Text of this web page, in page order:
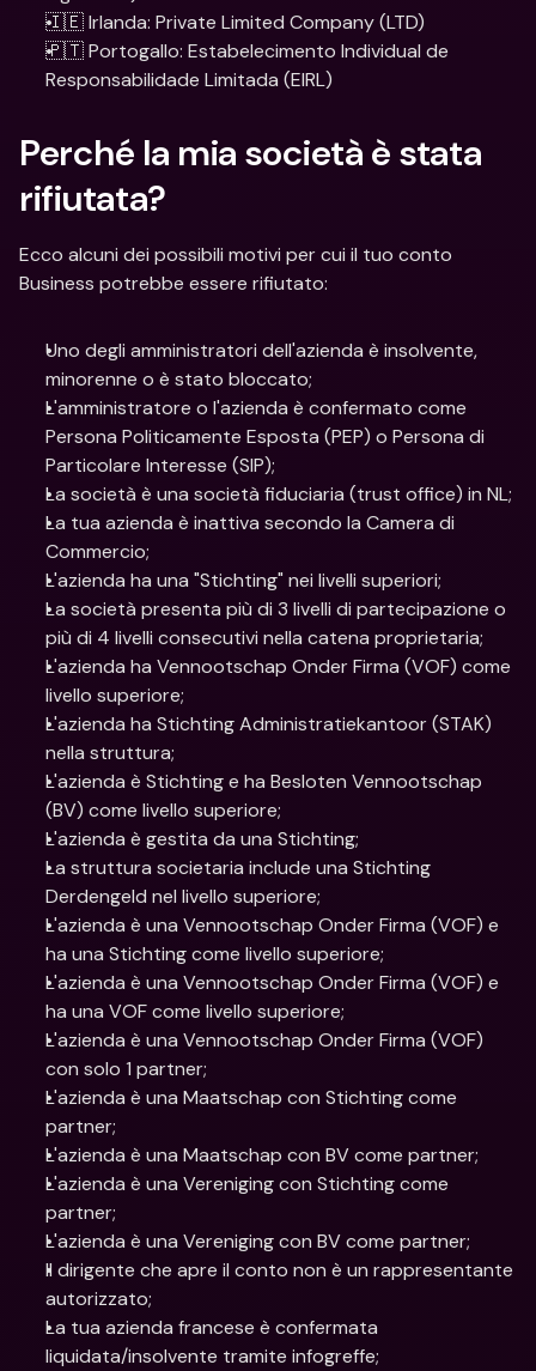
🇮🇪 Irlanda: Private Limited Company (LTD)
🇵🇹 Portogallo: Estabelecimento Individual de
Responsabilidade Limitada (EIRL)
Perché la mia società è stata
rifiutata?
Ecco alcuni dei possibili motivi per cui il tuo conto
Business potrebbe essere rifiutato:
Uno degli amministratori dell'azienda è insolvente,
minorenne o è stato bloccato;
L'amministratore o l'azienda è confermato come
Persona Politicamente Esposta (PEP) o Persona di
Particolare Interesse (SIP);
La società è una società fiduciaria (trust office) in NL;
La tua azienda è inattiva secondo la Camera di
Commercio;
L'azienda ha una "Stichting" nei livelli superiori;
La società presenta più di 3 livelli di partecipazione o
più di 4 livelli consecutivi nella catena proprietaria;
L'azienda ha Vennootschap Onder Firma (VOF) come
livello superiore;
L'azienda ha Stichting Administratiekantoor (STAK)
nella struttura;
L'azienda è Stichting e ha Besloten Vennootschap
(BV) come livello superiore;
L'azienda è gestita da una Stichting;
La struttura societaria include una Stichting
Derdengeld nel livello superiore;
L'azienda è una Vennootschap Onder Firma (VOF) e
ha una Stichting come livello superiore;
L'azienda è una Vennootschap Onder Firma (VOF) e
ha una VOF come livello superiore;
L'azienda è una Vennootschap Onder Firma (VOF)
con solo 1 partner;
L'azienda è una Maatschap con Stichting come
partner;
L'azienda è una Maatschap con BV come partner;
L'azienda è una Vereniging con Stichting come
partner;
L'azienda è una Vereniging con BV come partner;
Il dirigente che apre il conto non è un rappresentante
autorizzato;
La tua azienda francese è confermata
liquidata/insolvente tramite infogreffe;